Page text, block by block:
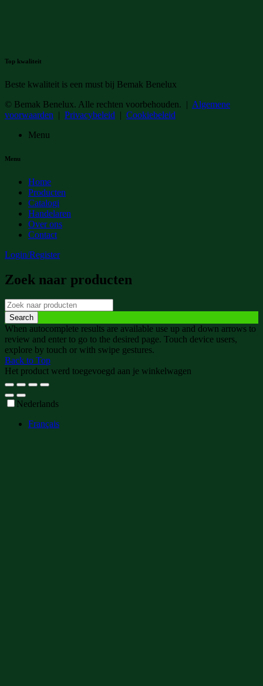
Top kwaliteit
Beste kwaliteit is een must bij Bemak Benelux
© Bemak Benelux. Alle rechten voorbehouden. | Algemene
voorwaarden | Privacybeleid | Cookiebeleid
Menu
Menu
Home
Producten
Catalogi
Handelaren
Over ons
Contact
Login/Register
Zoek naar producten
When autocomplete results are available use up and down arrows to
review and enter to go to the desired page. Touch device users,
explore by touch or with swipe gestures.
Back to Top
Het product werd toegevoegd aan je winkelwagen
Nederlands
Français